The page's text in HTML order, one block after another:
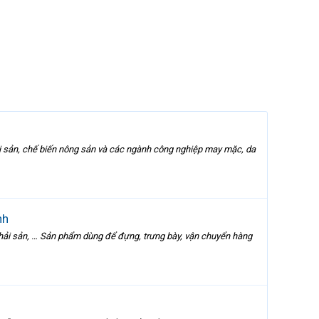
chế biến nông sản và các ngành công nghiệp may mặc, da
sản, … Sản phẩm dùng để đựng, trưng bày, vận chuyển hàng